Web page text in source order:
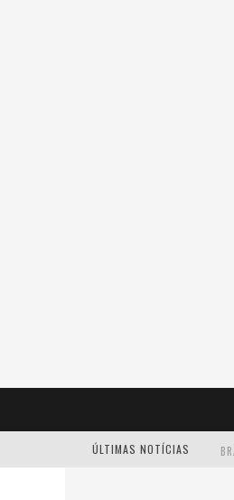
ÚLTIMAS NOTÍCIAS